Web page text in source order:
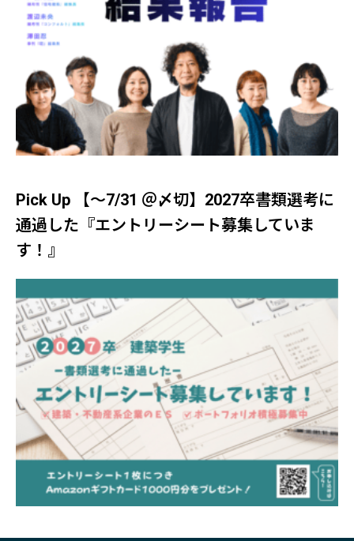
Pick Up 【～7/31 ＠〆切】2027卒書類選考に
通過した『エントリーシート募集していま
す！』